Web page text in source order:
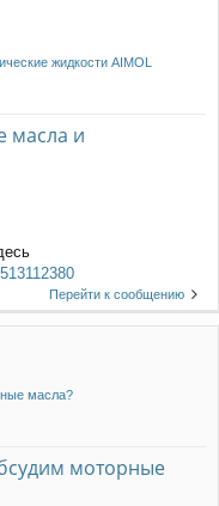
жидкости AIMOL
масла и
Перейти к сообщению
масла?
моторные